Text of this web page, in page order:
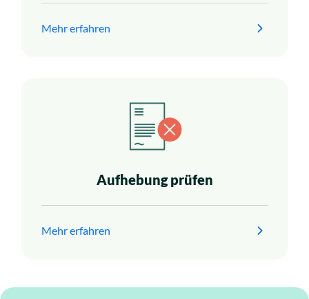
Mehr erfahren
Aufhebung prüfen
Mehr erfahren